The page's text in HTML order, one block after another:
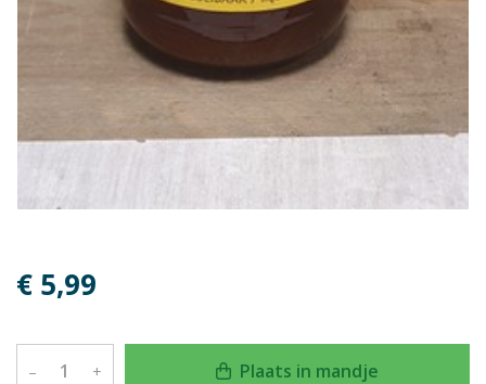
€ 5,99
– + Plaats in mandje